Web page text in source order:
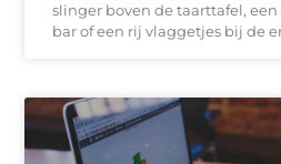
slinger boven de taarttafel,
bar of een rij vlaggetjes bij de